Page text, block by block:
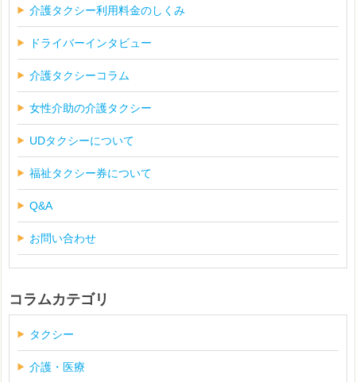
介護タクシー利用料金のしくみ
ドライバーインタビュー
介護タクシーコラム
女性介助の介護タクシー
UDタクシーについて
福祉タクシー券について
Q&A
お問い合わせ
コラムカテゴリ
タクシー
介護・医療